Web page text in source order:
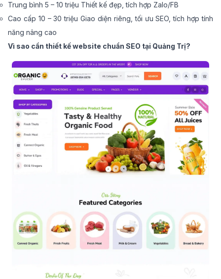
Trung bình 5 – 10 triệu Thiết kế đẹp, tích hợp Zalo/FB
Cao cấp 10 – 30 triệu Giao diện riêng, tối ưu SEO, tích hợp tính
năng nâng cao
Vì sao cần thiết kế website chuẩn SEO tại Quảng Trị?